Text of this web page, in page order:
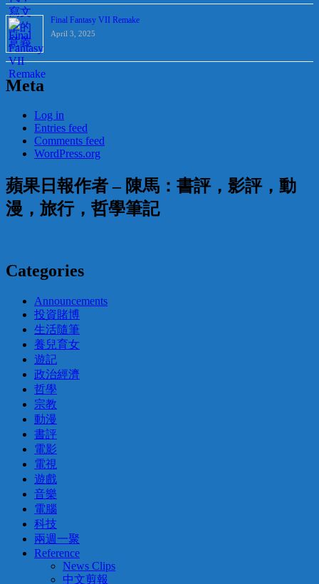
Final Fantasy VII Remake
April 3, 2025
Meta
Log in
Entries feed
Comments feed
WordPress.org
蘋果日報作者 – 陳馬：書評，影評，動
漫，旅行，哲學筆記
Categories
Announcements
投資賭博
生活隨筆
養兒育女
遊記
政治經濟
哲學
宗教
動漫
書評
電影
電視
遊戲
音樂
電腦
科技
兩週一聚
Reference
News Clips
中文剪報